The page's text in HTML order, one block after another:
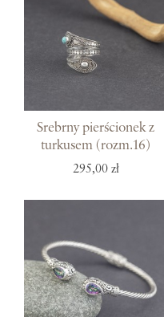
Srebrny pierścionek z
turkusem (rozm.16)
295,00 zł